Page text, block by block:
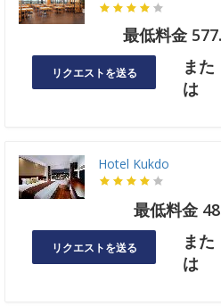
最低料金
リクエストを送る
また
は
Hotel Kukdo
最低料金
リクエストを送る
また
は